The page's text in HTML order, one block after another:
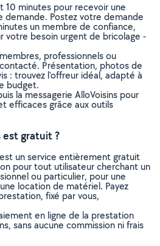
10 minutes pour recevoir une
demande. Postez votre demande
un membre de confiance,
votre besoin urgent de bricolage -
professionnels ou
Présentation, photos de
: trouvez l'offreur idéal, adapté à
budget.
la messagerie AlloVoisins pour
efficaces grâce aux outils
est gratuit ?
un service entièrement gratuit
pour tout utilisateur cherchant un
ou particulier, pour une
location de matériel. Payez
fixé par vous,
en ligne de la prestation
sans aucune commission ni frais